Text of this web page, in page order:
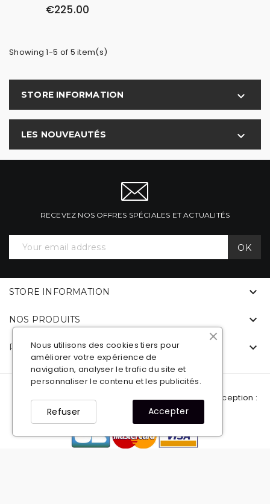
€225.00
Showing 1-5 of 5 item(s)
STORE INFORMATION 
LES NOUVEAUTÉS 
RECEVEZ NOS OFFRES SPÉCIALES ET ACTUALITÉS
FacebookYouTube
STORE INFORMATION 
NOS PRODUITS 
PICKUP 4X4 ACCESSOIRES 
© 2021Pickup 4x4 AccessoiresPlan du site- Conception :
Nous utilisons des cookies tiers pour
améliorer votre expérience de
navigation, analyser le trafic du site et
personnaliser le contenu et les publicités.
Accepter
Refuser